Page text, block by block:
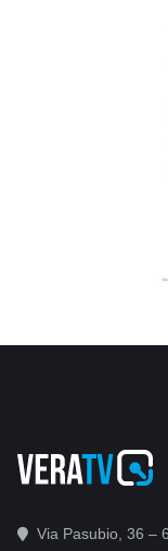
Via Pasubio, 36 –